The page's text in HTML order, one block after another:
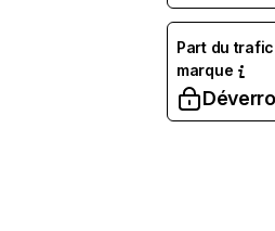
Part du
marque